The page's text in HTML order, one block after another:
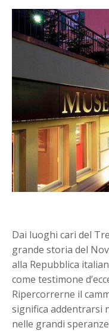
Dai luoghi cari del
grande storia del
alla Repubblica
come testimone
Ripercorrerne il
significa addentrarsi
nelle grandi